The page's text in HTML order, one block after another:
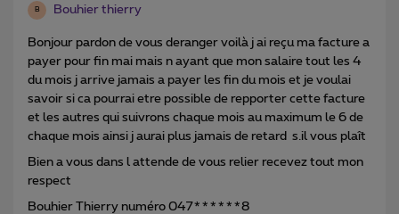
B Bouhier thierry
Bonjour pardon de vous deranger voilà j ai reçu ma facture a
payer pour fin mai mais n ayant que mon salaire tout les 4
du mois j arrive jamais a payer les fin du mois et je voulai
savoir si ca pourrai etre possible de repporter cette facture
et les autres qui suivrons chaque mois au maximum le 6 de
chaque mois ainsi j aurai plus jamais de retard s.il vous plaît
Bien a vous dans l attende de vous relier recevez tout mon
respect
Bouhier Thierry numéro 047******8